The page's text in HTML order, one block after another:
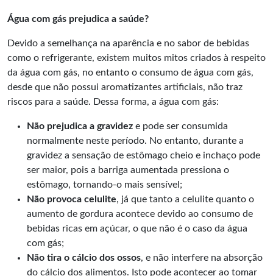
Água com gás prejudica a saúde?
Devido a semelhança na aparência e no sabor de bebidas
como o refrigerante, existem muitos mitos criados à respeito
da água com gás, no entanto o consumo de água com gás,
desde que não possui aromatizantes artificiais, não traz
riscos para a saúde. Dessa forma, a água com gás:
Não prejudica a gravidez e pode ser consumida
normalmente neste período. No entanto, durante a
gravidez a sensação de estômago cheio e inchaço pode
ser maior, pois a barriga aumentada pressiona o
estômago, tornando-o mais sensível;
Não provoca celulite, já que tanto a celulite quanto o
aumento de gordura acontece devido ao consumo de
bebidas ricas em açúcar, o que não é o caso da água
com gás;
Não tira o cálcio dos ossos, e não interfere na absorção
do cálcio dos alimentos. Isto pode acontecer ao tomar